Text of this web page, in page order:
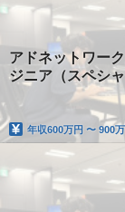
アドネットワー
ジニア（スペシャ
年収600万円 〜 900万